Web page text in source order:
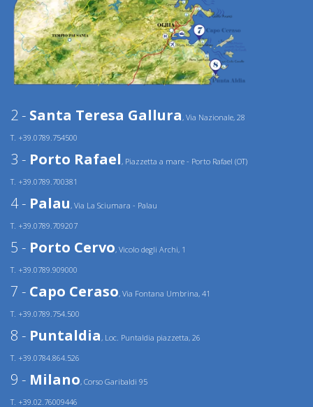
2 - Santa Teresa Gallura, Via Nazionale, 28
T. +39.0789.754500
3 - Porto Rafael, Piazzetta a mare - Porto Rafael (OT)
T. +39.0789.700381
4 - Palau, Via La Sciumara - Palau
T. +39.0789.709207
5 - Porto Cervo, Vicolo degli Archi, 1
T. +39.0789.909000
7 - Capo Ceraso, Via Fontana Umbrina, 41
T. +39.0789.754.500
8 - Puntaldia, Loc. Puntaldia piazzetta, 26
T. +39.0784.864.526
9 - Milano, Corso Garibaldi 95
T. +39.02.76009446